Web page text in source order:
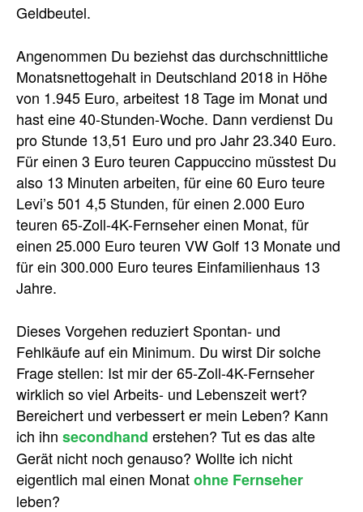
Geldbeutel.
Angenommen Du beziehst das durchschnittliche
Monatsnettogehalt in Deutschland 2018 in Höhe
von 1.945 Euro, arbeitest 18 Tage im Monat und
hast eine 40-Stunden-Woche. Dann verdienst Du
pro Stunde 13,51 Euro und pro Jahr 23.340 Euro.
Für einen 3 Euro teuren Cappuccino müsstest Du
also 13 Minuten arbeiten, für eine 60 Euro teure
Levi’s 501 4,5 Stunden, für einen 2.000 Euro
teuren 65-Zoll-4K-Fernseher einen Monat, für
einen 25.000 Euro teuren VW Golf 13 Monate und
für ein 300.000 Euro teures Einfamilienhaus 13
Jahre.
Dieses Vorgehen reduziert Spontan- und
Fehlkäufe auf ein Minimum. Du wirst Dir solche
Frage stellen: Ist mir der 65-Zoll-4K-Fernseher
wirklich so viel Arbeits- und Lebenszeit wert?
Bereichert und verbessert er mein Leben? Kann
ich ihn secondhand erstehen? Tut es das alte
Gerät nicht noch genauso? Wollte ich nicht
eigentlich mal einen Monatohne Fernseher
leben?